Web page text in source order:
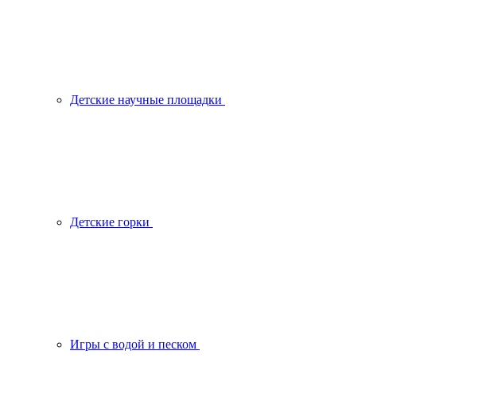
Детские научные площадки
Детские горки
Игры с водой и песком